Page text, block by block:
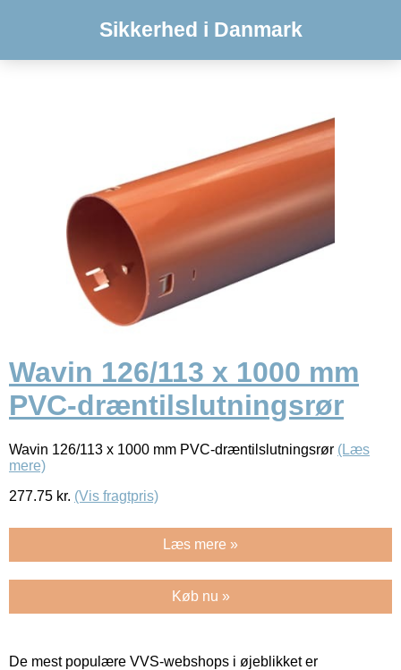
Sikkerhed i Danmark
Wavin 126/113 x 1000 mm
PVC-dræntilslutningsrør
Wavin 126/113 x 1000 mm PVC-dræntilslutningsrør (Læs
mere)
277.75 kr. (Vis fragtpris)
Læs mere »
Køb nu »
De mest populære VVS-webshops i øjeblikket er